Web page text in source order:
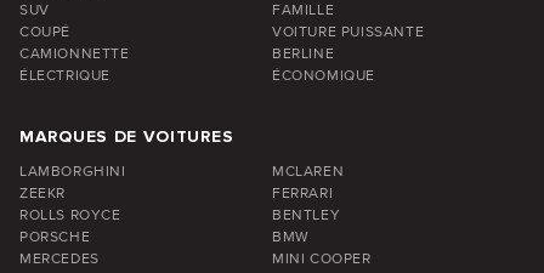
SUV
FAMILLE
COUPÉ
VOITURE PUISSANTE
CAMIONNETTE
BERLINE
ÉLECTRIQUE
ÉCONOMIQUE
MARQUES DE VOITURES
LAMBORGHINI
MCLAREN
ZEEKR
FERRARI
ROLLS ROYCE
BENTLEY
PORSCHE
BMW
MERCEDES
MINI COOPER